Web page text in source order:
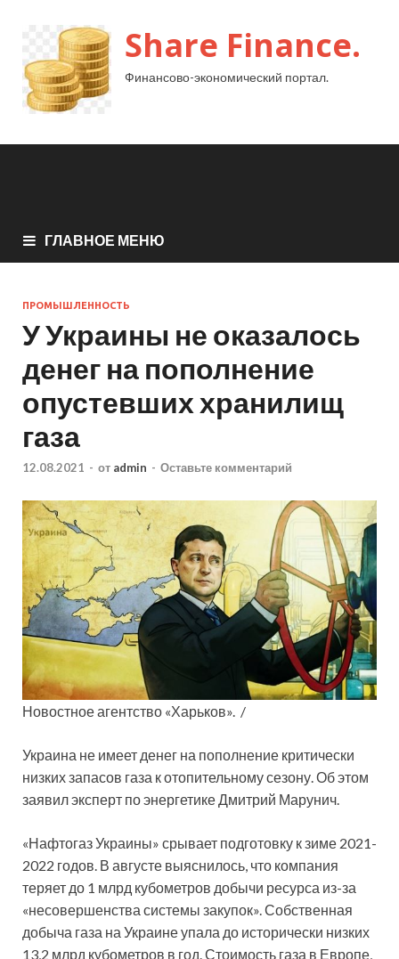
Share Finance.
Финансово-экономический портал.
ГЛАВНОЕ МЕНЮ
ПРОМЫШЛЕННОСТЬ
У Украины не оказалось
денег на пополнение
опустевших хранилищ
газа
12.08.2021 - от admin - Оставьте комментарий
Новостное агентство «Харьков». /
Украина не имеет денег на пополнение критически
низких запасов газа к отопительному сезону. Об этом
заявил эксперт по энергетике Дмитрий Марунич.
«Нафтогаз Украины» срывает подготовку к зиме 2021-
2022 годов. В августе выяснилось, что компания
теряет до 1 млрд кубометров добычи ресурса из-за
«несовершенства системы закупок». Собственная
добыча газа на Украине упала до исторически низких
13,2 млрд кубометров в год. Стоимость газа в Европе,